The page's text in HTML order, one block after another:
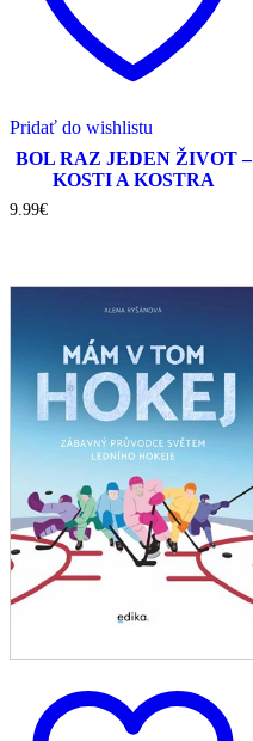
Pridať do wishlistu
BOL RAZ JEDEN ŽIVOT –
KOSTI A KOSTRA
9.99€